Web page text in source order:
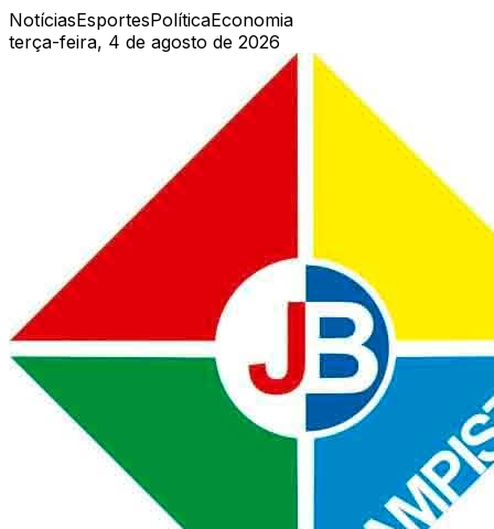
NotíciasEsportesPolíticaEconomia
terça-feira, 4 de agosto de 2026